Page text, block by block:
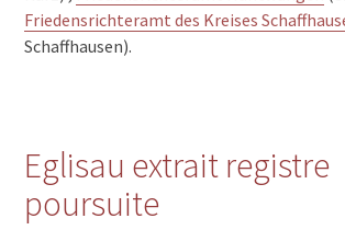
Friedensrichteramt des Kreises
Schaffhausen).
Eglisau extrait registre
poursuite